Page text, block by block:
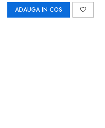
ADAUGA IN COS